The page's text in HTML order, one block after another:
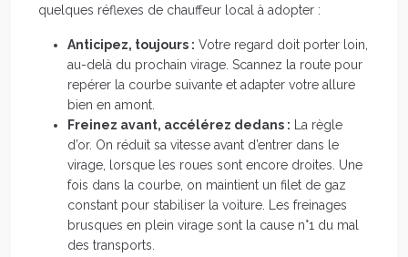
quelques réflexes de chauffeur local à adopter :
Anticipez, toujours : Votre regard doit porter loin,
au-delà du prochain virage. Scannez la route pour
repérer la courbe suivante et adapter votre allure
bien en amont.
Freinez avant, accélérez dedans : La règle
d’or. On réduit sa vitesse avant d’entrer dans le
virage, lorsque les roues sont encore droites. Une
fois dans la courbe, on maintient un filet de gaz
constant pour stabiliser la voiture. Les freinages
brusques en plein virage sont la cause n°1 du mal
des transports.